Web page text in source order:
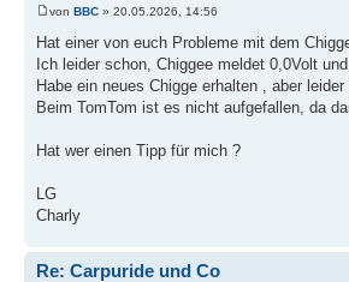
von BBC » 20.05.2026, 14:56
Hat einer von euch Probleme mit dem
Ich leider schon, Chiggee meldet 0,0Volt
Habe ein neues Chigge erhalten , aber
Beim TomTom ist es nicht aufgefallen, da
Hat wer einen Tipp für mich ?
LG
Charly
Re: Carpuride und Co